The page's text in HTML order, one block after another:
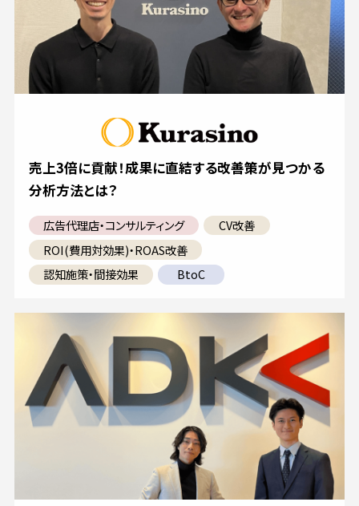
売上3倍に貢献！成果に直結する改善策が見つかる
分析方法とは？
広告代理店・コンサルティング
CV改善
ROI(費用対効果)・ROAS改善
認知施策・間接効果
BtoC